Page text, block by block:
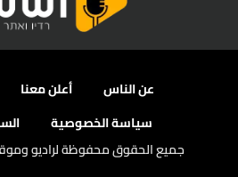
عن الناس أعلن معنا
سياسة الخصوصية
جميع الحقوق محفوظة لراديو وموقع الناس